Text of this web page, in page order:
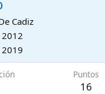
Cadiz
Puntos
16